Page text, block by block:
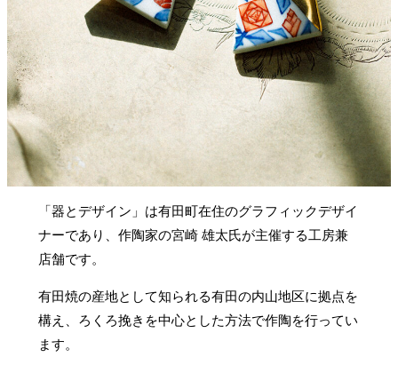
「器とデザイン」は有田町在住のグラフィックデザイ
ナーであり、作陶家の宮崎 雄太氏が主催する工房兼
店舗です。
有田焼の産地として知られる有田の内山地区に拠点を
構え、ろくろ挽きを中心とした方法で作陶を行ってい
ます。